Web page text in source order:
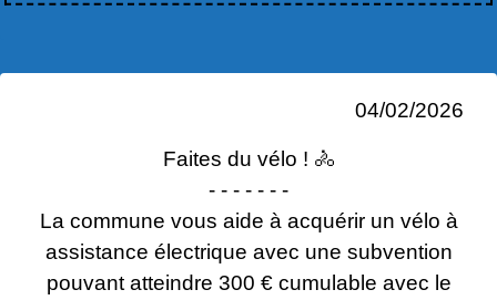
04/02/2026
Faites du vélo ! 🚴
- - - - - - -
La commune vous aide à acquérir un vélo à
assistance électrique avec une subvention
pouvant atteindre 300 € cumulable avec le